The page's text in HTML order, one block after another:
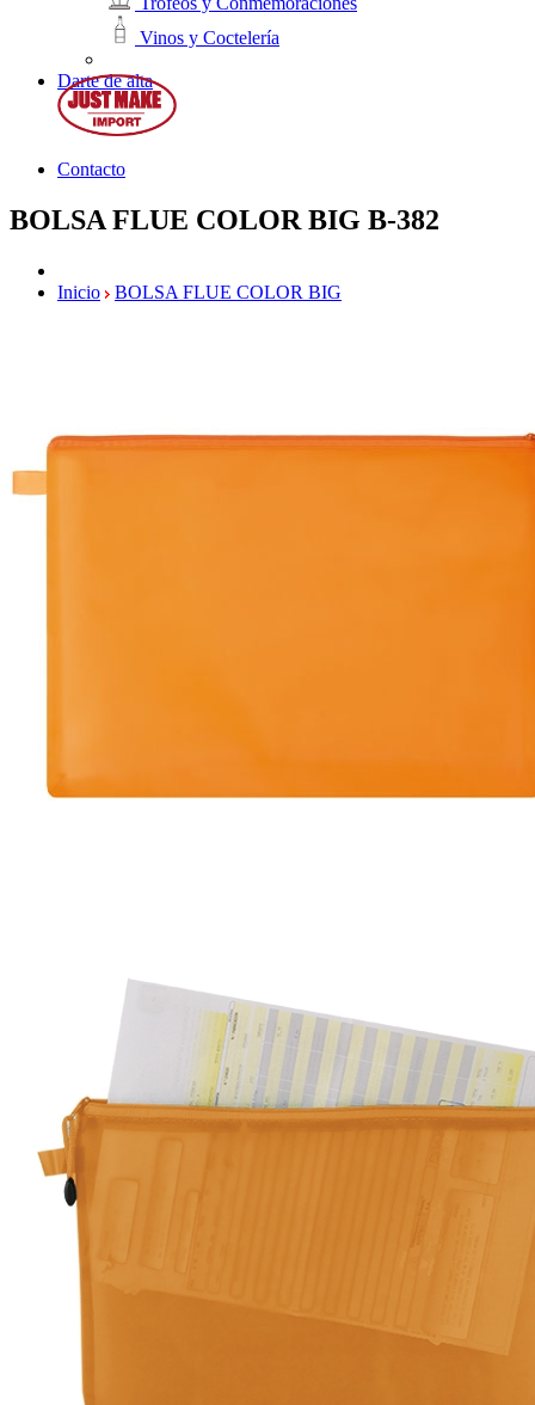
Vinos y Coctelería
Darte de alta
Contacto
BOLSA FLUE COLOR BIG B-382
Inicio BOLSA FLUE COLOR BIG